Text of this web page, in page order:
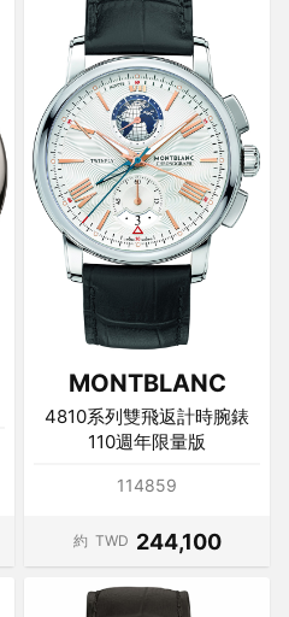
MONTBLANC
4810系列雙飛返計時腕錶
110週年限量版
114859
約 TWD 244,100